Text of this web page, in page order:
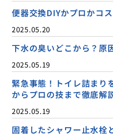
便器交換DIYかプロかコ
2025.05.20
下水の臭いどこから？原
2025.05.19
緊急事態！トイレ詰まり
からプロの技まで徹底解
2025.05.19
固着したシャワー止水栓